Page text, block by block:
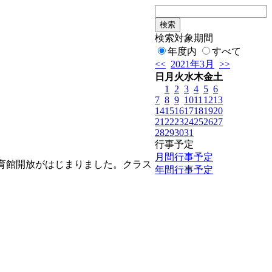
開放がはじまりました。クラス
検索対象期間
年度内
すべて
<< 2021年3月
>>
日 月 火水木金土
1
2 3 4 5 6
7 8 9 1011 1213
14151617181920
21 222324252627
28293031
行事予定
月間行事予定
年間行事予定